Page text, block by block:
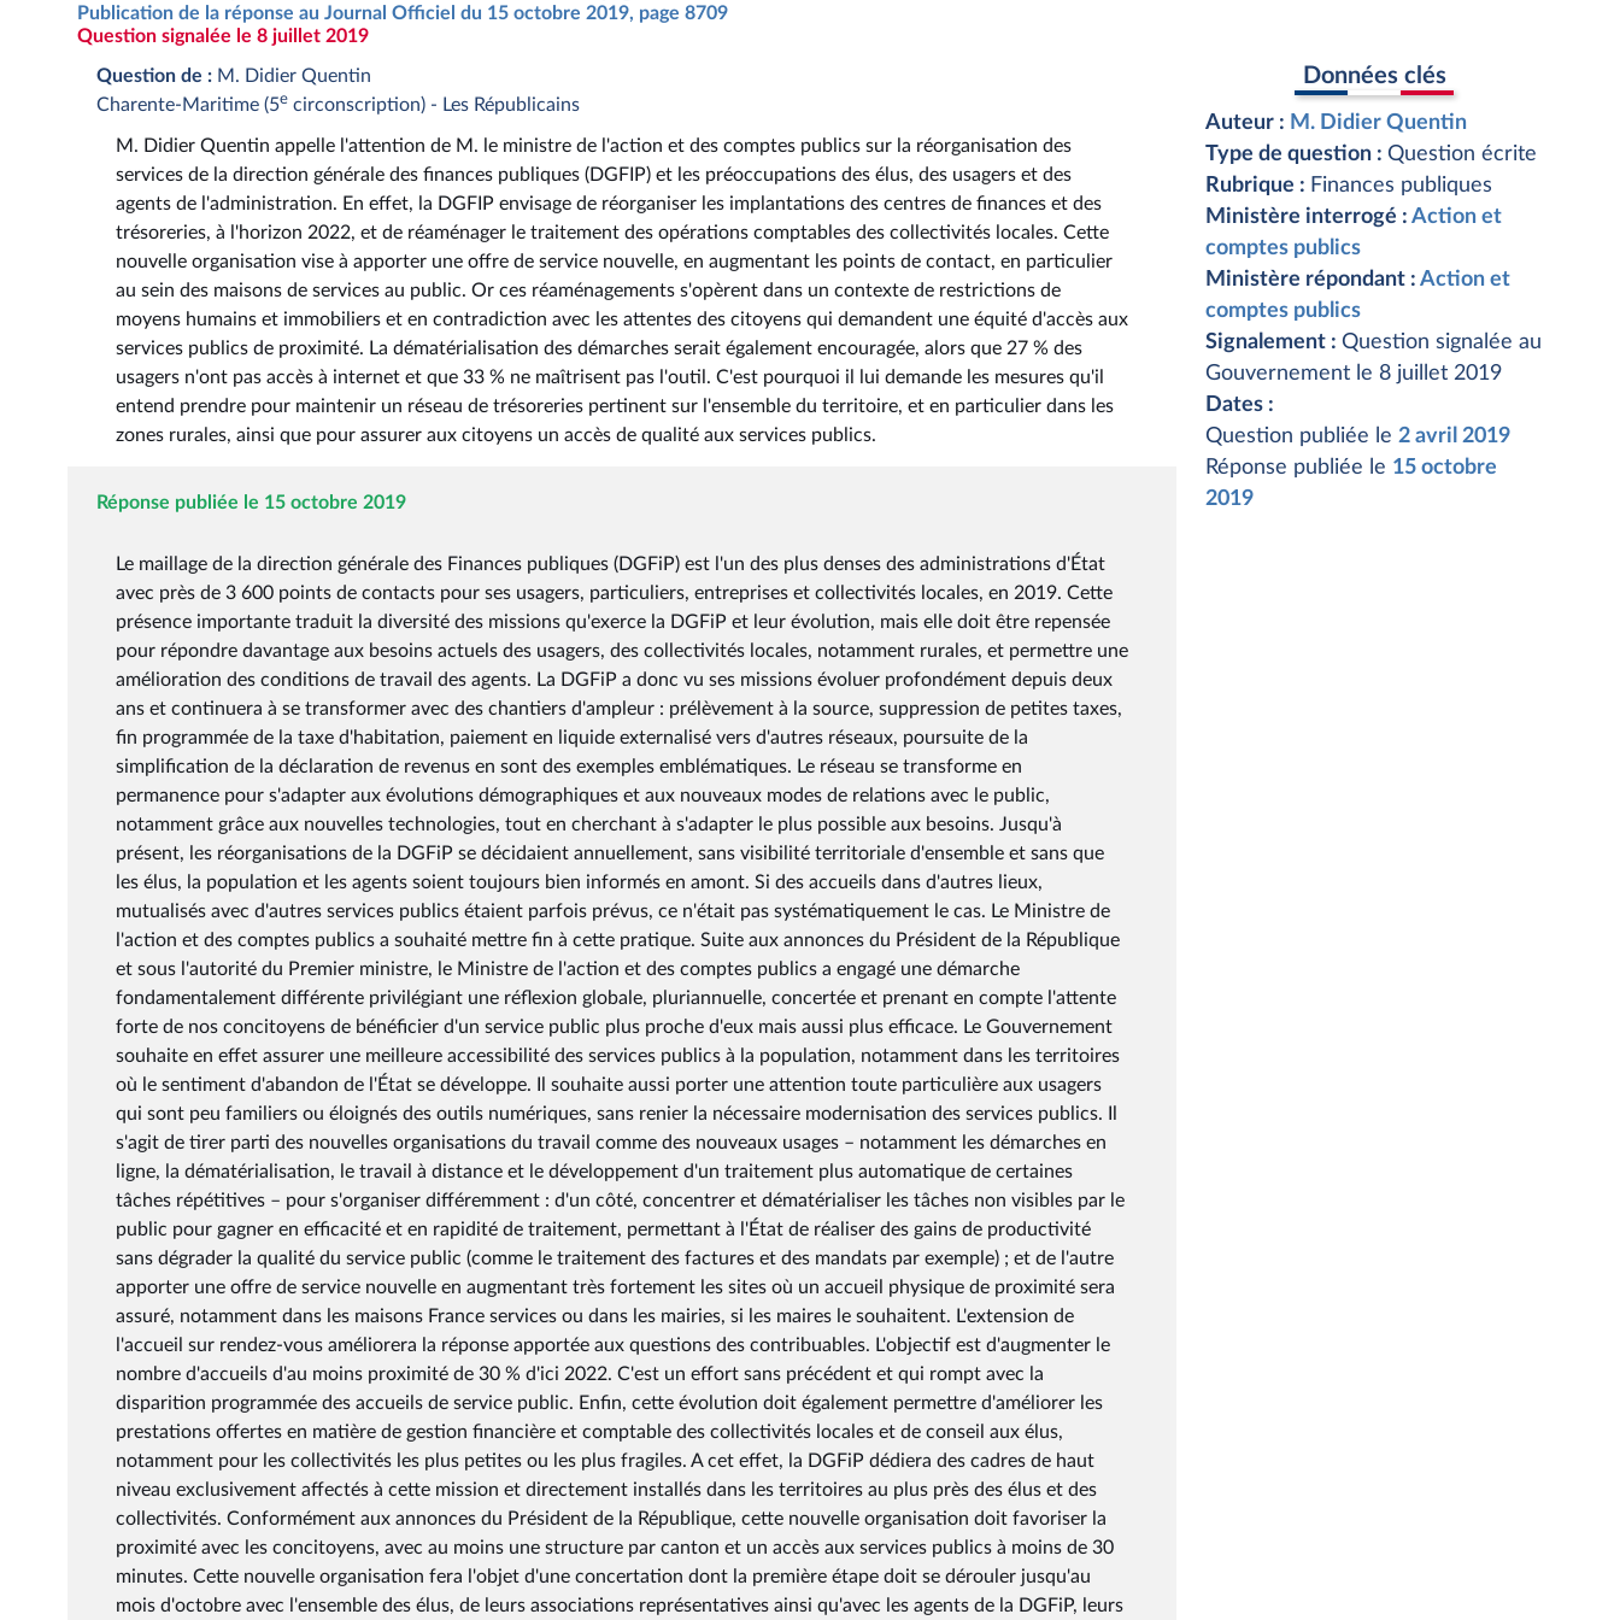
Publication de la réponse au Journal Officiel du 15 octobre 2019, page 8709
Question signalée le 8 juillet 2019
Question de : M. Didier Quentin
Charente-Maritime (5e circonscription) - Les Républicains
M. Didier Quentin appelle l'attention de M. le ministre de l'action et des comptes publics sur la réorganisation des
services de la direction générale des finances publiques (DGFIP) et les préoccupations des élus, des usagers et des
agents de l'administration. En effet, la DGFIP envisage de réorganiser les implantations des centres de finances et des
trésoreries, à l'horizon 2022, et de réaménager le traitement des opérations comptables des collectivités locales. Cette
nouvelle organisation vise à apporter une offre de service nouvelle, en augmentant les points de contact, en particulier
au sein des maisons de services au public. Or ces réaménagements s'opèrent dans un contexte de restrictions de
moyens humains et immobiliers et en contradiction avec les attentes des citoyens qui demandent une équité d'accès aux
services publics de proximité. La dématérialisation des démarches serait également encouragée, alors que 27 % des
usagers n'ont pas accès à internet et que 33 % ne maîtrisent pas l'outil. C'est pourquoi il lui demande les mesures qu'il
entend prendre pour maintenir un réseau de trésoreries pertinent sur l'ensemble du territoire, et en particulier dans les
zones rurales, ainsi que pour assurer aux citoyens un accès de qualité aux services publics.
Réponse publiée le 15 octobre 2019
Le maillage de la direction générale des Finances publiques (DGFiP) est l'un des plus denses des administrations d'État
avec près de 3 600 points de contacts pour ses usagers, particuliers, entreprises et collectivités locales, en 2019. Cette
présence importante traduit la diversité des missions qu'exerce la DGFiP et leur évolution, mais elle doit être repensée
pour répondre davantage aux besoins actuels des usagers, des collectivités locales, notamment rurales, et permettre une
amélioration des conditions de travail des agents. La DGFiP a donc vu ses missions évoluer profondément depuis deux
ans et continuera à se transformer avec des chantiers d'ampleur : prélèvement à la source, suppression de petites taxes,
fin programmée de la taxe d'habitation, paiement en liquide externalisé vers d'autres réseaux, poursuite de la
simplification de la déclaration de revenus en sont des exemples emblématiques. Le réseau se transforme en
permanence pour s'adapter aux évolutions démographiques et aux nouveaux modes de relations avec le public,
notamment grâce aux nouvelles technologies, tout en cherchant à s'adapter le plus possible aux besoins. Jusqu'à
présent, les réorganisations de la DGFiP se décidaient annuellement, sans visibilité territoriale d'ensemble et sans que
les élus, la population et les agents soient toujours bien informés en amont. Si des accueils dans d'autres lieux,
mutualisés avec d'autres services publics étaient parfois prévus, ce n'était pas systématiquement le cas. Le Ministre de
l'action et des comptes publics a souhaité mettre fin à cette pratique. Suite aux annonces du Président de la République
et sous l'autorité du Premier ministre, le Ministre de l'action et des comptes publics a engagé une démarche
fondamentalement différente privilégiant une réflexion globale, pluriannuelle, concertée et prenant en compte l'attente
forte de nos concitoyens de bénéficier d'un service public plus proche d'eux mais aussi plus efficace. Le Gouvernement
souhaite en effet assurer une meilleure accessibilité des services publics à la population, notamment dans les territoires
où le sentiment d'abandon de l'État se développe. Il souhaite aussi porter une attention toute particulière aux usagers
qui sont peu familiers ou éloignés des outils numériques, sans renier la nécessaire modernisation des services publics. Il
s'agit de tirer parti des nouvelles organisations du travail comme des nouveaux usages – notamment les démarches en
ligne, la dématérialisation, le travail à distance et le développement d'un traitement plus automatique de certaines
tâches répétitives – pour s'organiser différemment : d'un côté, concentrer et dématérialiser les tâches non visibles par le
public pour gagner en efficacité et en rapidité de traitement, permettant à l'État de réaliser des gains de productivité
sans dégrader la qualité du service public (comme le traitement des factures et des mandats par exemple) ; et de l'autre
apporter une offre de service nouvelle en augmentant très fortement les sites où un accueil physique de proximité sera
assuré, notamment dans les maisons France services ou dans les mairies, si les maires le souhaitent. L'extension de
l'accueil sur rendez-vous améliorera la réponse apportée aux questions des contribuables. L'objectif est d'augmenter le
nombre d'accueils d'au moins proximité de 30 % d'ici 2022. C'est un effort sans précédent et qui rompt avec la
disparition programmée des accueils de service public. Enfin, cette évolution doit également permettre d'améliorer les
prestations offertes en matière de gestion financière et comptable des collectivités locales et de conseil aux élus,
notamment pour les collectivités les plus petites ou les plus fragiles. A cet effet, la DGFiP dédiera des cadres de haut
niveau exclusivement affectés à cette mission et directement installés dans les territoires au plus près des élus et des
collectivités. Conformément aux annonces du Président de la République, cette nouvelle organisation doit favoriser la
proximité avec les concitoyens, avec au moins une structure par canton et un accès aux services publics à moins de 30
minutes. Cette nouvelle organisation fera l'objet d'une concertation dont la première étape doit se dérouler jusqu'au
mois d'octobre avec l'ensemble des élus, de leurs associations représentatives ainsi qu'avec les agents de la DGFiP, leurs
Données clés
Auteur : M. Didier Quentin
Type de question : Question écrite
Rubrique : Finances publiques
Ministère interrogé : Action et
comptes publics
Ministère répondant : Action et
comptes publics
Signalement : Question signalée au
Gouvernement le 8 juillet 2019
Dates :
Question publiée le 2 avril 2019
Réponse publiée le 15 octobre
2019